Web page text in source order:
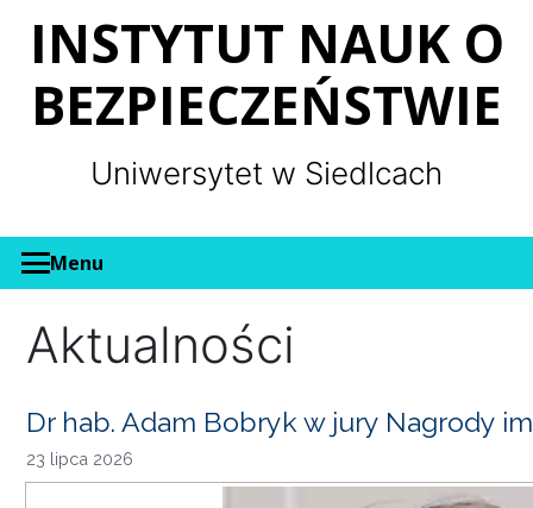
INSTYTUT NAUK O
BEZPIECZEŃSTWIE
Uniwersytet w Siedlcach
Menu
Aktualności
Dr hab. Adam Bobryk w jury Nagrody
23 lipca 2026